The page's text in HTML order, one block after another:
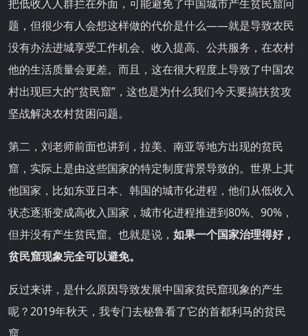
把低收入人群拦在外面，可能避免了中国城市产生贫民窟问
题，但很少有人会想这样做的代价是什么——就是导致农民
没有办法进城享受工作机会、收入提高、公共服务，在农村
他的生活质量会更差。而且，这在很大程度上导致了中国农
村出现巨大的“贫民窟”，这也是为什么我们今天要搞扶贫攻
坚战解决农村贫困问题。
第二，刘老师前面也讲到，拉美、南亚等地方出现的贫民
窟，实际上是由这些国家的特定制度背景导致的。世界上其
他国家，比如东亚日本、韩国的城市化进程，他们从低收入
状态逐渐变成高收入国家，城市化进程推进到80%、90%，
但并没有产生贫民窟。也就是说， 如果一个国家治理得好，
贫民窟现象完全可以避免。
反过来讲，是什么原因导致发展中国家贫民窟现象的产生
呢？2019年秋天，我专门去秘鲁看了它的首都利马的贫民